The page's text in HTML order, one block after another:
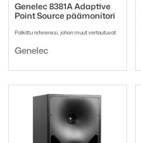
Genelec 8381A Adaptive
Point Source päämonitori
Palkittu referenssi, johon muut vertautuvat
Tuotemerkki:
Genelec